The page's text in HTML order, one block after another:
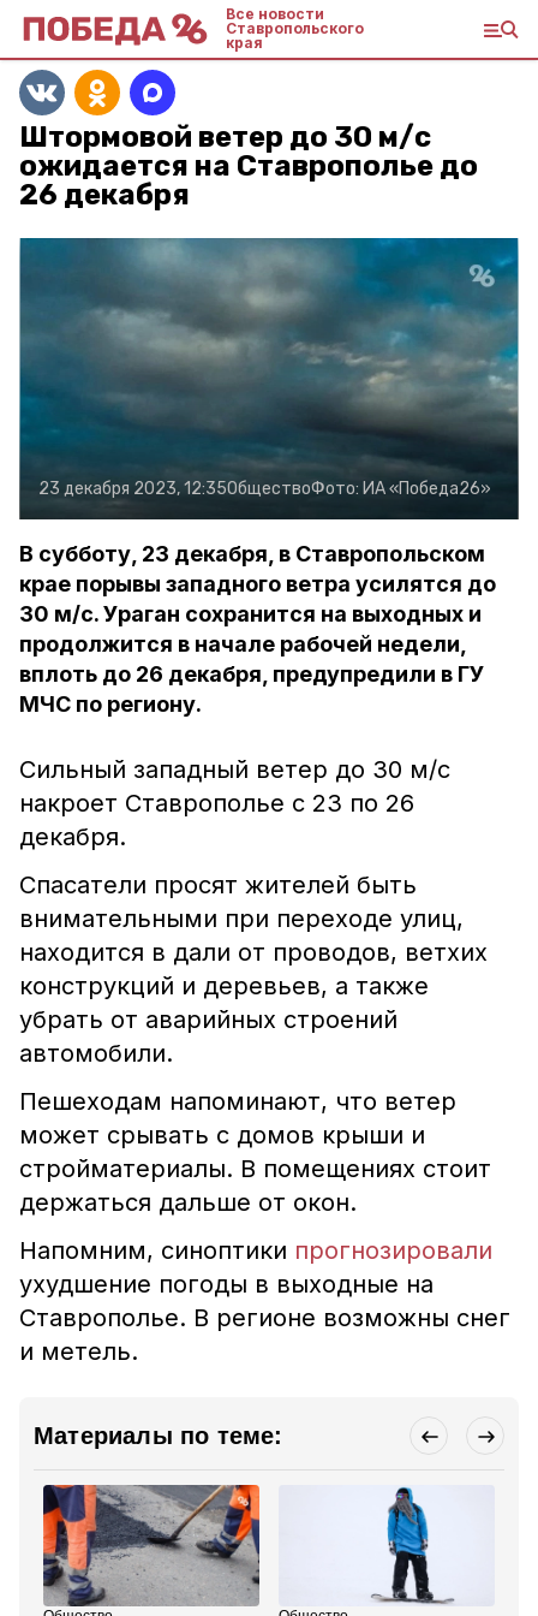
Все новости
Ставропольского
края
Штормовой ветер до 30 м/с
ожидается на Ставрополье до
26 декабря
23 декабря 2023, 12:35ОбществоФото: ИА «Победа26»
В субботу, 23 декабря, в Ставропольском
крае порывы западного ветра усилятся до
30 м/с. Ураган сохранится на выходных и
продолжится в начале рабочей недели,
вплоть до 26 декабря, предупредили в ГУ
МЧС по региону.
Сильный западный ветер до 30 м/с
накроет Ставрополье с 23 по 26
декабря.
Спасатели просят жителей быть
внимательными при переходе улиц,
находится в дали от проводов, ветхих
конструкций и деревьев, а также
убрать от аварийных строений
автомобили.
Пешеходам напоминают, что ветер
может срывать с домов крыши и
стройматериалы. В помещениях стоит
держаться дальше от окон.
Напомним, синоптики прогнозировали
ухудшение погоды в выходные на
Ставрополье. В регионе возможны снег
и метель.
Материалы по теме: